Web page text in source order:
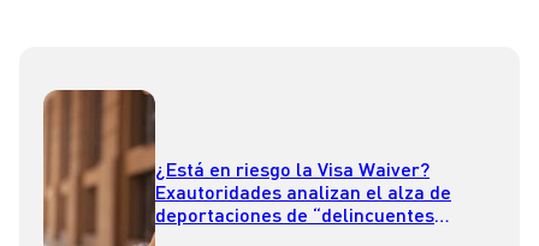
¿Está en riesgo la Visa Waiver?
Exautoridades analizan el alza de
deportaciones de “delincuentes